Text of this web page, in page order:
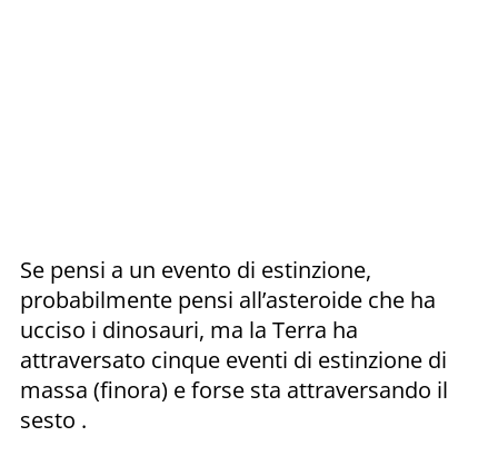
Se pensi a un evento di estinzione,
probabilmente pensi all’asteroide che ha
ucciso i dinosauri, ma la Terra ha
attraversato cinque eventi di estinzione di
massa (finora) e forse sta attraversando il
sesto .